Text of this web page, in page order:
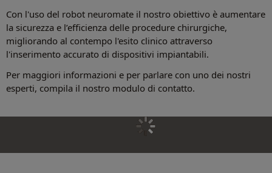
Con l'uso del robot neuromate il nostro obiettivo è aumentare
la sicurezza e l’efficienza delle procedure chirurgiche,
migliorando al contempo l'esito clinico attraverso
l'inserimento accurato di dispositivi impiantabili.
Per maggiori informazioni e per parlare con uno dei nostri
esperti, compila il nostro modulo di contatto.